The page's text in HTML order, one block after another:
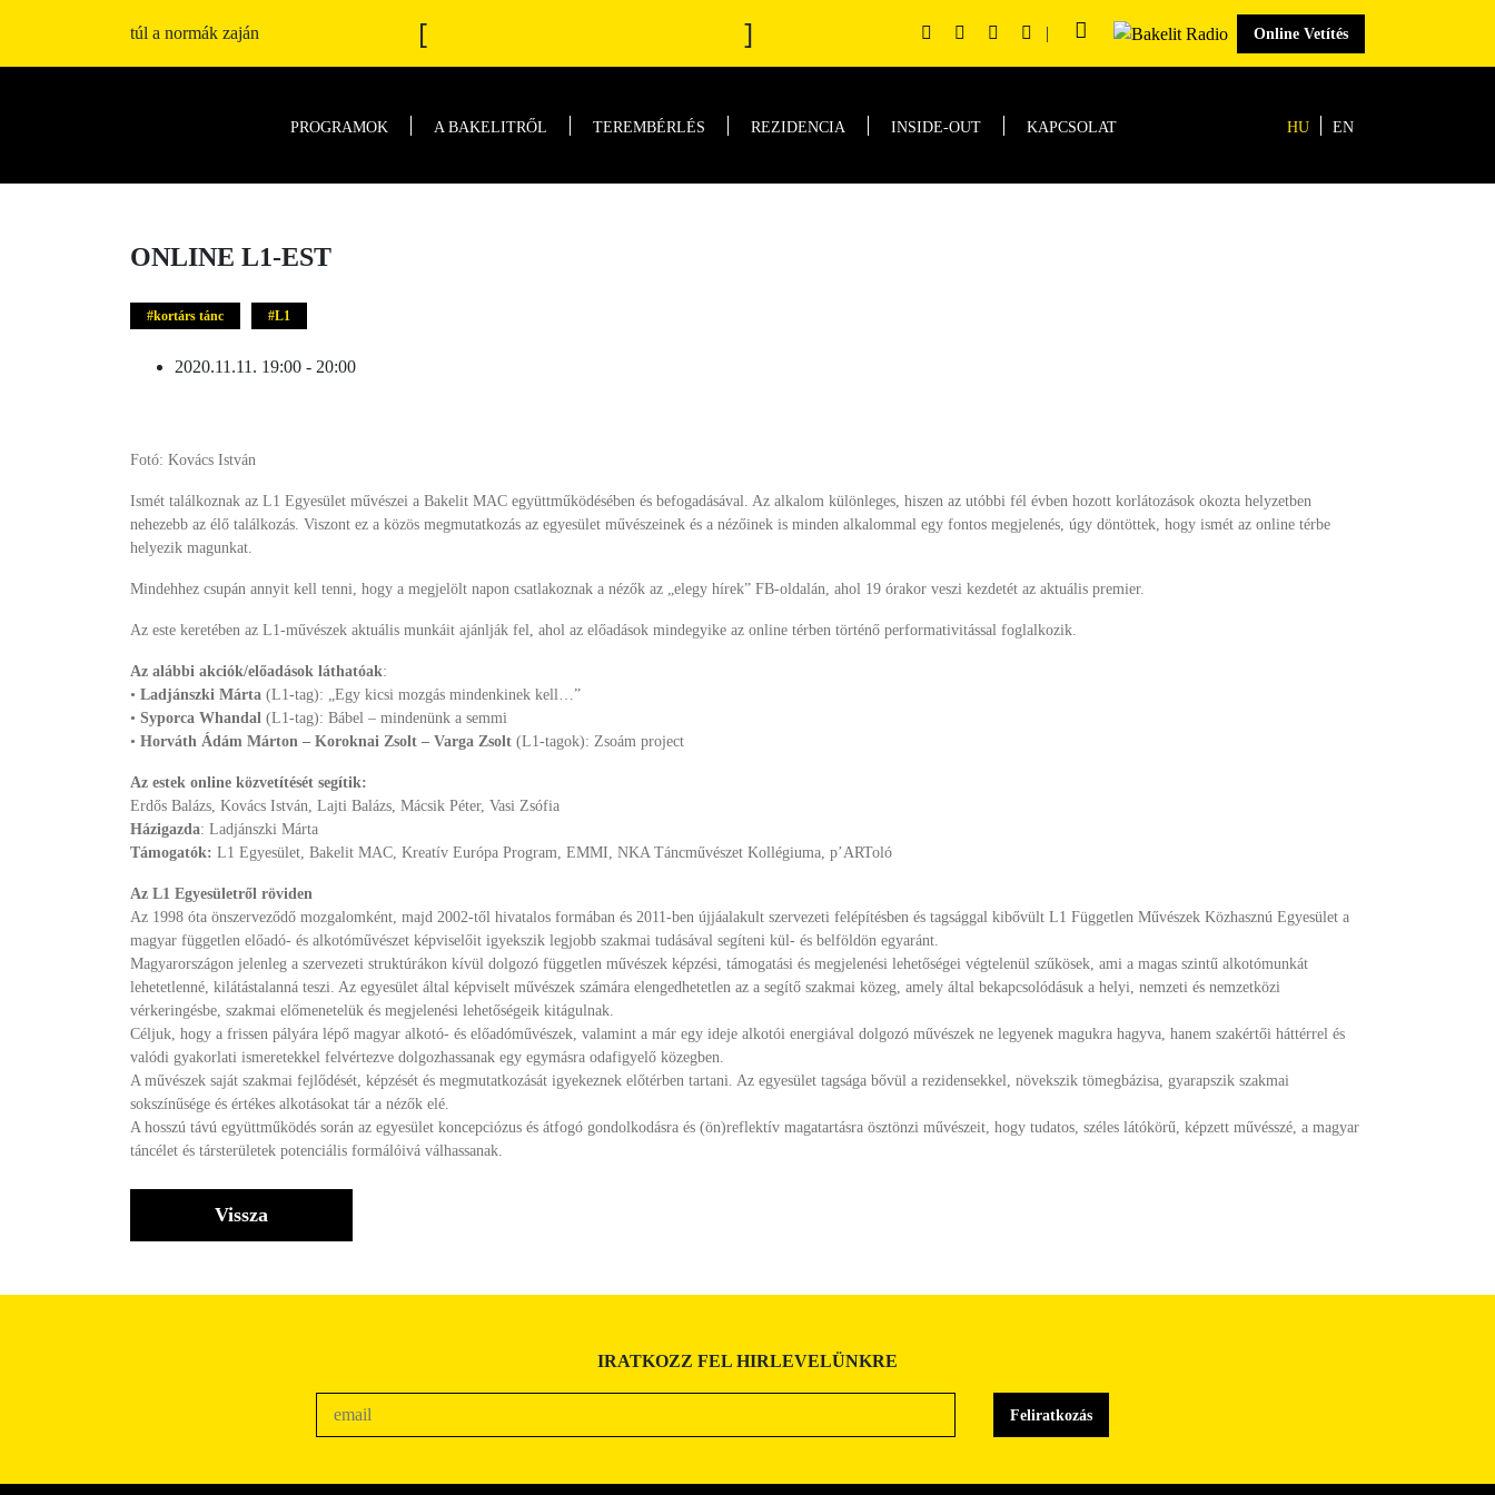
túl a normák zaján [ ] | Online Vetítés
PROGRAMOK A BAKELITRŐL TEREMBÉRLÉS REZIDENCIA INSIDE-OUT KAPCSOLAT HU EN
ONLINE L1-EST
kortárs tánc L1
2020.11.11. 19:00 - 20:00
Fotó: Kovács István
Ismét találkoznak az L1 Egyesület művészei a Bakelit MAC együttműködésében és befogadásával. Az alkalom különleges, hiszen az utóbbi fél évben hozott korlátozások okozta helyzetben
nehezebb az élő találkozás. Viszont ez a közös megmutatkozás az egyesület művészeinek és a nézőinek is minden alkalommal egy fontos megjelenés, úgy döntöttek, hogy ismét az online térbe
helyezik magunkat.
Mindehhez csupán annyit kell tenni, hogy a megjelölt napon csatlakoznak a nézők az „elegy hírek” FB-oldalán, ahol 19 órakor veszi kezdetét az aktuális premier.
Az este keretében az L1-művészek aktuális munkáit ajánlják fel, ahol az előadások mindegyike az online térben történő performativitással foglalkozik.
Az alábbi akciók/előadások láthatóak:
• Ladjánszki Márta (L1-tag): „Egy kicsi mozgás mindenkinek kell…”
• Syporca Whandal (L1-tag): Bábel – mindenünk a semmi
• Horváth Ádám Márton – Koroknai Zsolt – Varga Zsolt (L1-tagok): Zsoám project
Az estek online közvetítését segítik:
Erdős Balázs, Kovács István, Lajti Balázs, Mácsik Péter, Vasi Zsófia
Házigazda: Ladjánszki Márta
Támogatók: L1 Egyesület, Bakelit MAC, Kreatív Európa Program, EMMI, NKA Táncművészet Kollégiuma, p’ARToló
Az L1 Egyesületről röviden
Az 1998 óta önszerveződő mozgalomként, majd 2002-től hivatalos formában és 2011-ben újjáalakult szervezeti felépítésben és tagsággal kibővült L1 Független Művészek Közhasznú Egyesület a
magyar független előadó- és alkotóművészet képviselőit igyekszik legjobb szakmai tudásával segíteni kül- és belföldön egyaránt.
Magyarországon jelenleg a szervezeti struktúrákon kívül dolgozó független művészek képzési, támogatási és megjelenési lehetőségei végtelenül szűkösek, ami a magas szintű alkotómunkát
lehetetlenné, kilátástalanná teszi. Az egyesület által képviselt művészek számára elengedhetetlen az a segítő szakmai közeg, amely által bekapcsolódásuk a helyi, nemzeti és nemzetközi
vérkeringésbe, szakmai előmenetelük és megjelenési lehetőségeik kitágulnak.
Céljuk, hogy a frissen pályára lépő magyar alkotó- és előadóművészek, valamint a már egy ideje alkotói energiával dolgozó művészek ne legyenek magukra hagyva, hanem szakértői háttérrel és
valódi gyakorlati ismeretekkel felvértezve dolgozhassanak egy egymásra odafigyelő közegben.
A művészek saját szakmai fejlődését, képzését és megmutatkozását igyekeznek előtérben tartani. Az egyesület tagsága bővül a rezidensekkel, növekszik tömegbázisa, gyarapszik szakmai
sokszínűsége és értékes alkotásokat tár a nézők elé.
A hosszú távú együttműködés során az egyesület koncepciózus és átfogó gondolkodásra és (ön)reflektív magatartásra ösztönzi művészeit, hogy tudatos, széles látókörű, képzett művésszé, a magyar
táncélet és társterületek potenciális formálóivá válhassanak.
Vissza
IRATKOZZ FEL HIRLEVELÜNKRE